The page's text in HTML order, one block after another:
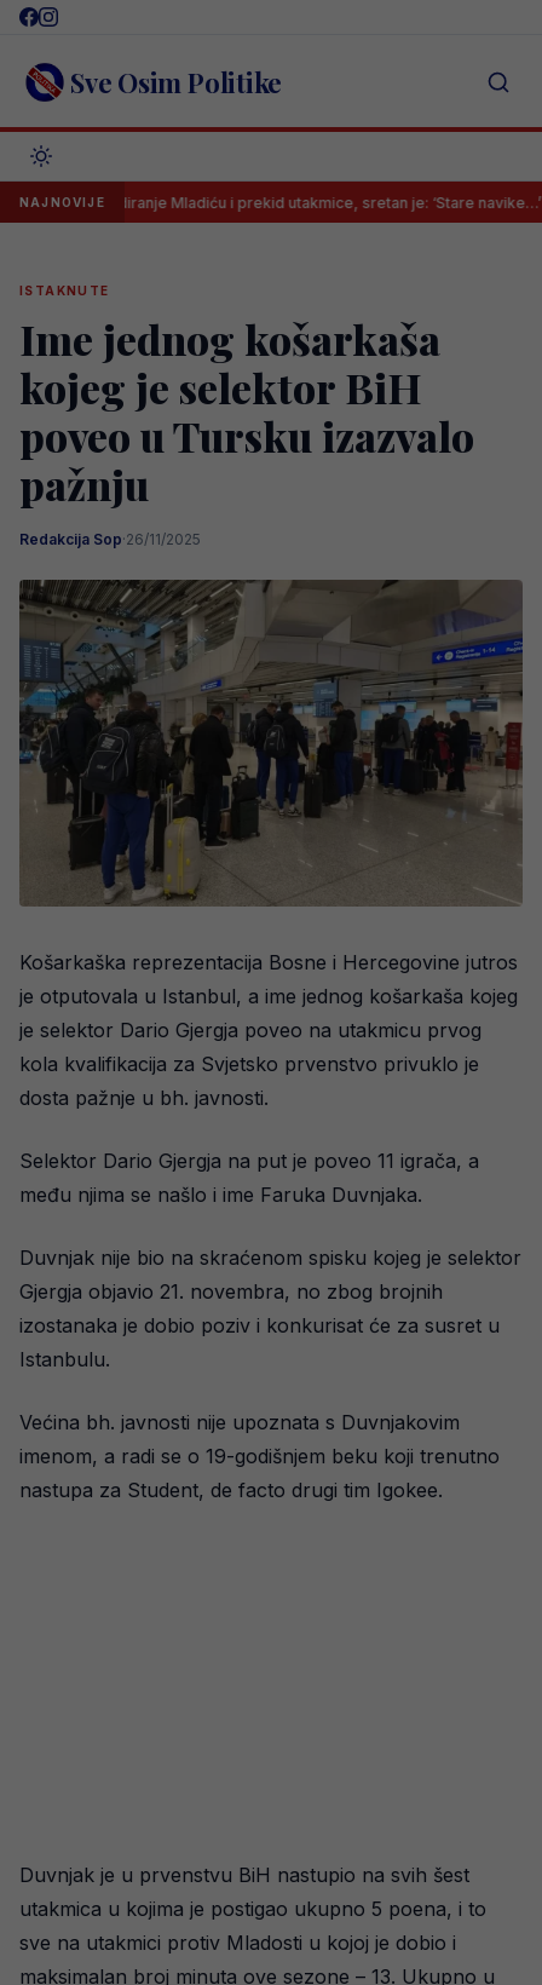
Skip
content Sve Osim Politike
NAJNOVIJEMladiću i prekid utakmice, sretan je: ‘Stare navike…’
ISTAKNUTE
Ime jednog košarkaša
kojeg je selektor BiH
poveo u Tursku izazvalo
pažnju
Redakcija Sop·26/11/2025
Košarkaška reprezentacija Bosne i Hercegovine jutros
je otputovala u Istanbul, a ime jednog košarkaša kojeg
je selektor Dario Gjergja poveo na utakmicu prvog
kola kvalifikacija za Svjetsko prvenstvo privuklo je
dosta pažnje u bh. javnosti.
Selektor Dario Gjergja na put je poveo 11 igrača, a
među njima se našlo i ime Faruka Duvnjaka.
Duvnjak nije bio na skraćenom spisku kojeg je selektor
Gjergja objavio 21. novembra, no zbog brojnih
izostanaka je dobio poziv i konkurisat će za susret u
Istanbulu.
Većina bh. javnosti nije upoznata s Duvnjakovim
imenom, a radi se o 19-godišnjem beku koji trenutno
nastupa za Student, de facto drugi tim Igokee.
Duvnjak je u prvenstvu BiH nastupio na svih šest
utakmica u kojima je postigao ukupno 5 poena, i to
sve na utakmici protiv Mladosti u kojoj je dobio i
maksimalan broj minuta ove sezone – 13. Ukupno u